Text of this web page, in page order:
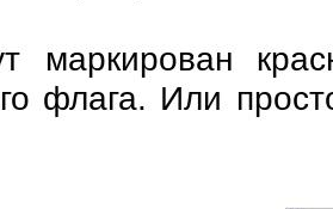
маркирован
флага. Или